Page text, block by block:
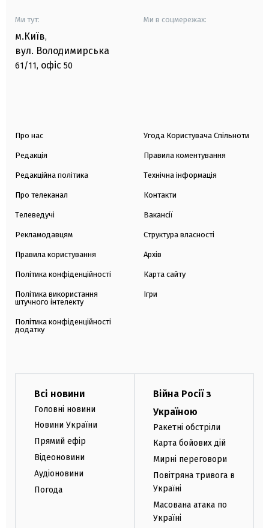
Ми тут:
м.Київ,
вул. Володимирська
61/11, офіс 50
Ми в соцмережах:
Про нас
Редакція
Редакційна політика
Про телеканал
Телеведучі
Рекламодавцям
Правила користування
Політика конфіденційності
Політика використання
штучного інтелекту
Політика конфіденційності
додатку
Угода Користувача Спільноти
Правила коментування
Технічна інформація
Контакти
Вакансії
Структура власності
Архів
Карта сайту
Ігри
Всі новини
Головні новини
Новини України
Прямий ефір
Відеоновини
Аудіоновини
Погода
Війна Росії з
Україною
Ракетні обстріли
Карта бойових дій
Мирні переговори
Повітряна тривога в
Україні
Масована атака по
Україні